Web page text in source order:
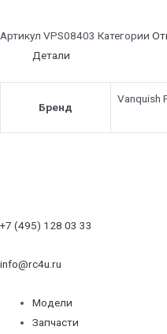
Артикул VPS08403 Категории
Детали
Бренд
Vanquish
+7 (495) 128 03 33
info@rc4u.ru
Модели
Запчасти